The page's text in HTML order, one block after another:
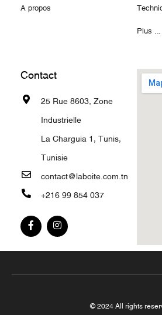
A propos
Plus ...
Contact
25 Rue 8603, Zone
Industrielle
La Charguia 1, Tunis,
Tunisie
contact@laboite.com.tn
+216 99 854 037
© 2024 All rights